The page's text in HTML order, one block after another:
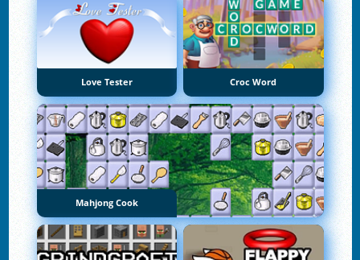
Love Tester Croc Word
Mahjong Cook